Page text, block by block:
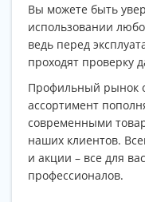
Вы можете быть
использовании
ведь перед
проходят проверку
Профильный рынок
ассортимент
современными
наших клиентов.
и акции – все для
профессионалов.